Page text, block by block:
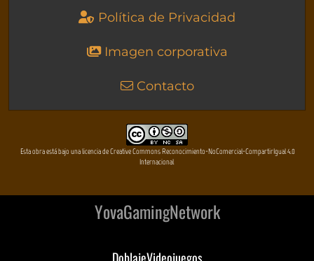
Política de Privacidad
Imagen corporativa
Contacto
Esta obra está bajo una licencia de Creative Commons Reconocimiento-NoComercial-CompartirIgual 4.0
Internacional
YovaGamingNetwork